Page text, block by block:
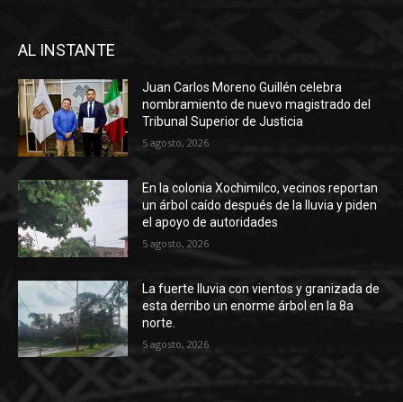
AL INSTANTE
Juan Carlos Moreno Guillén celebra
nombramiento de nuevo magistrado del
Tribunal Superior de Justicia
5 agosto, 2026
En la colonia Xochimilco, vecinos reportan
un árbol caído después de la lluvia y piden
el apoyo de autoridades
5 agosto, 2026
La fuerte lluvia con vientos y granizada de
esta derribo un enorme árbol en la 8a
norte.
5 agosto, 2026